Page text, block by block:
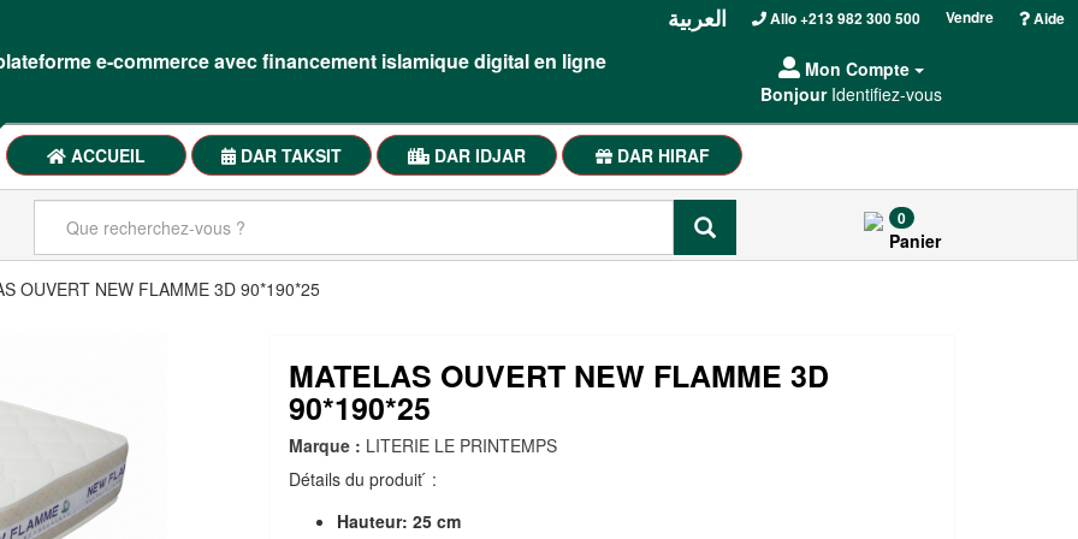
العربية Allo +213 982 300 500 Vendre Aide
e-commerce avec financement islamique digital en ligne
Mon Compte
Bonjour Identifiez-vous
ACCUEIL DAR TAKSIT DAR IDJAR DAR HIRAF
0
Panier
OUVERT NEW FLAMME 3D 90*190*25
MATELAS OUVERT NEW FLAMME 3D
90*190*25
Marque : LITERIE LE PRINTEMPS
Détails du produit ́ :
Hauteur: 25 cm